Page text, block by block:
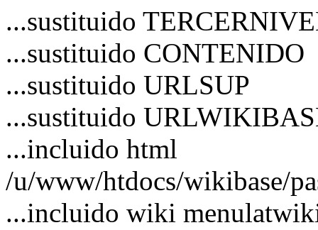
...sustituido
...sustituido CONTENIDO
...sustituido URLSUP
...sustituido
...incluido html
/u/www/htdocs/wikibase/
...incluido wiki